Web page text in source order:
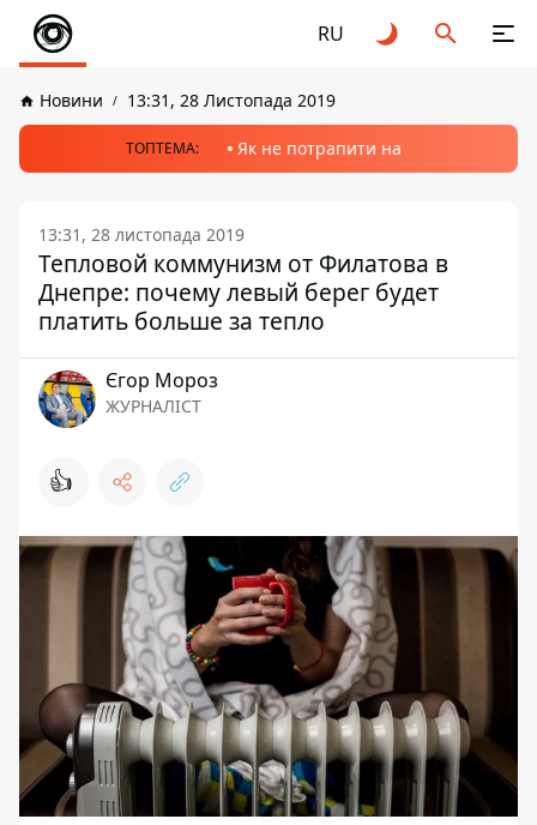
RU
Новини 13:31, 28 Листопада 2019
ТОПТЕМА: Як не потрапити на
13:31, 28 листопада 2019
Тепловой коммунизм от Филатова в
Днепре: почему левый берег будет
платить больше за тепло
Єгор Мороз
ЖУРНАЛІСТ
👍